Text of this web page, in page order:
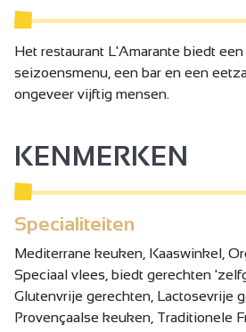
Het restaurant L'Amarante biedt
seizoensmenu, een bar en een
ongeveer vijftig mensen.
KENMERKEN
Specialiteiten
Mediterrane keuken, Kaaswinkel,
Speciaal vlees, biedt gerechten
Glutenvrije gerechten, Lactosevrije
Provençaalse keuken, Traditionele